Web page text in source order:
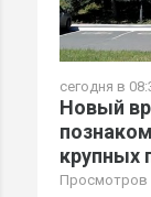
сегодня в
Новый
крупных
Просмотров